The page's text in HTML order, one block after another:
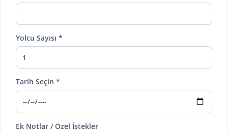
Yolcu Sayısı *
Tarih Seçin *
Ek Notlar / Özel İstekler